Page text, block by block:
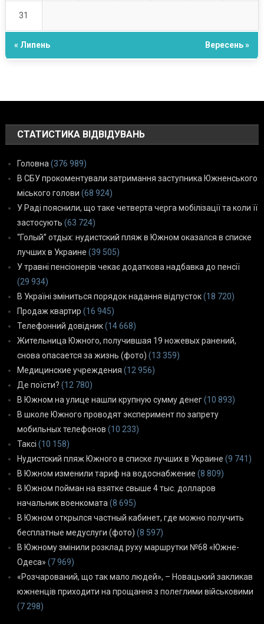
31
« Липень Вересень »
СТАТИСТИКА ВІДВІДУВАНЬ
Головна (376 989)
В СБУ прокоментували затримання заступника Южненського
міського голови (68 924)
У Раді пояснили, що таке четверта черга мобілізації та коли її
застосують (63 724)
“Голый” отдых: нудистский пляж в Южном оказался в списке
лучших в Украине (39 505)
У травні пенсіонерів чекає додаткова надбавка до пенсії
(29 934)
В Україні зміниться порядок надання відпусток(18 720)
Продаж квартир (16 945)
Телефонний довідник(14 668)
Жительница Южного, получившая 19 ножевых ранений,
снова опасается за жизнь (фото) (13 359)
Медицинские учреждения (12 956)
Де поїсти? (12 780)
В Южном на улице нашли крупную сумму денег(10 893)
В школе Южного проводят эксперимент по запрету
мобильных телефонов (10 233)
Таксі (10 158)
Нудистский пляж Южного в списке лучших в Украине (9 741)
В Южном изменили тариф на водоснабжение (8 809)
В Южном пойман на взятке свыше 4 тыс. долларов
начальник военкомата (8 695)
В Южном открылся частный кабинет, где можно получить
бесплатные медуслуги (фото) (8 597)
В Южному змінили розклад руху маршрутки №68 «Южне-
Одеса» (7 969)
«Розчарований, що так мало людей», – Новацький закликав
южненців приходити на прощання з полеглими військовими
(7 298)